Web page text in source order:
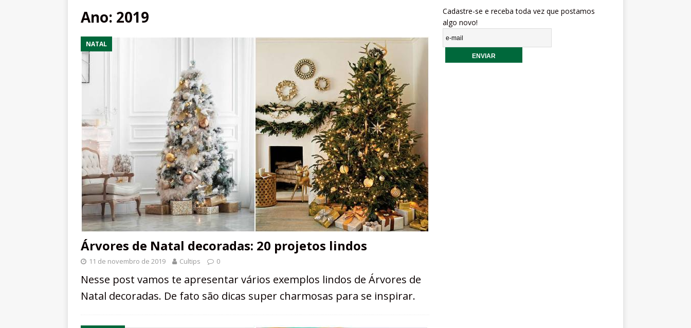
Ano: 2019
NATAL
Árvores de Natal decoradas: 20 projetos lindos
11 de novembro de 2019 Cultips 0
Nesse post vamos te apresentar vários exemplos lindos de Árvores de
Natal decoradas. De fato são dicas super charmosas para se inspirar.
Cadastre-se e receba toda vez que postamos
algo novo!